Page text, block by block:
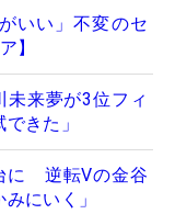
いい」不変のセ
】
未来夢が3位フィ
きた」
に 逆転Vの金谷
にいく」